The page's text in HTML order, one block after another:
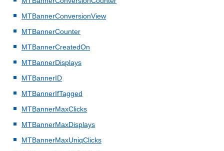
MTBannerConversionView
MTBannerCounter
MTBannerCreatedOn
MTBannerDisplays
MTBannerID
MTBannerIfTagged
MTBannerMaxClicks
MTBannerMaxDisplays
MTBannerMaxUniqClicks